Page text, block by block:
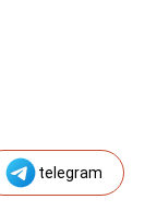
telegram